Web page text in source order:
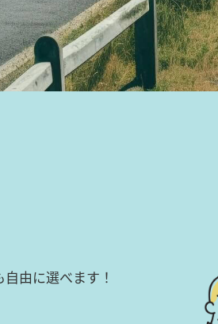
由に選べます！